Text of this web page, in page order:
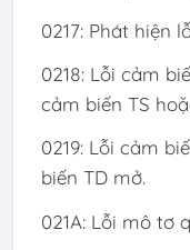
0217: Phát hiện
0218: Lỗi cảm
cảm biến TS
0219: Lỗi cảm
biến TD mở.
021A: Lỗi mô tơ